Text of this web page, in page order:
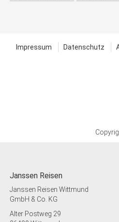
Messestrasse
Wildeshausen, BAB
Wittmund, Markt, Adresse:
Wittmund, Am Markt
Zustieg / Haltestelle
Impressum Datenschutz
Janssen Reisen
Janssen Reisen Wittmund
GmbH & Co. KG
Alter Postweg 29